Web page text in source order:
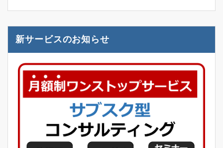
新サービスのお知らせ